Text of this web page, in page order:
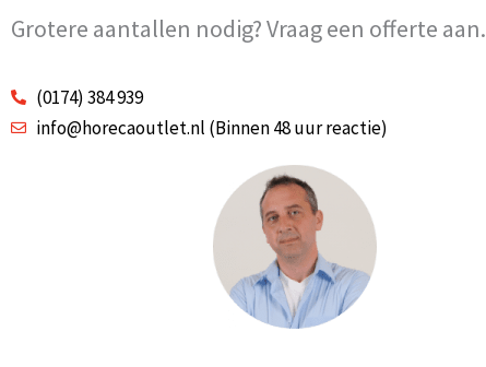
Grotere aantallen nodig? Vraag een offerte aan.
(0174) 384 939
info@horecaoutlet.nl (Binnen 48 uur reactie)